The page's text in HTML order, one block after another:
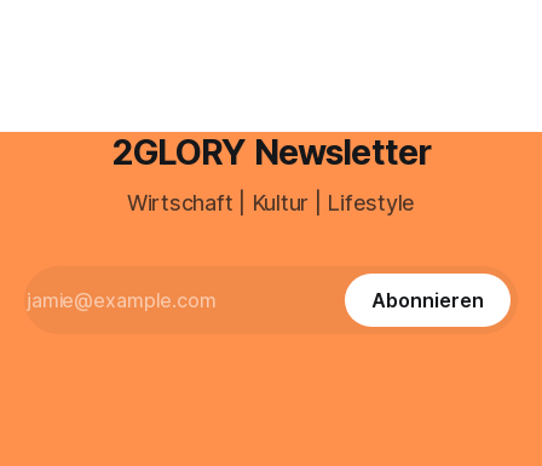
2GLORY Newsletter
Wirtschaft | Kultur | Lifestyle
Abonnieren